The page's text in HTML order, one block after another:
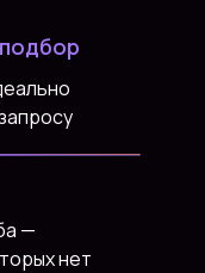
—
нет